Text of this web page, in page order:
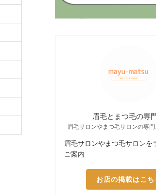
眉毛とまつ毛の専
眉毛サロンやまつ毛サロンの専
眉毛サロンやまつ毛サロンを
ご案内
お店の掲載はこち